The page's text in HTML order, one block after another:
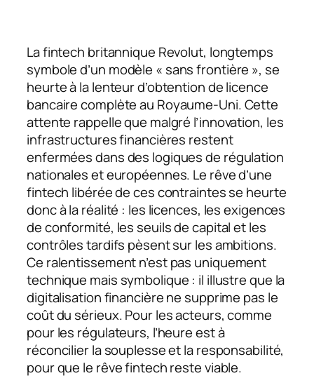
La fintech britannique Revolut, longtemps
symbole d’un modèle « sans frontière », se
heurte à la lenteur d’obtention de licence
bancaire complète au Royaume-Uni. Cette
attente rappelle que malgré l’innovation, les
infrastructures financières restent
enfermées dans des logiques de régulation
nationales et européennes. Le rêve d’une
fintech libérée de ces contraintes se heurte
donc à la réalité : les licences, les exigences
de conformité, les seuils de capital et les
contrôles tardifs pèsent sur les ambitions.
Ce ralentissement n’est pas uniquement
technique mais symbolique : il illustre que la
digitalisation financière ne supprime pas le
coût du sérieux. Pour les acteurs, comme
pour les régulateurs, l’heure est à
réconcilier la souplesse et la responsabilité,
pour que le rêve fintech reste viable.